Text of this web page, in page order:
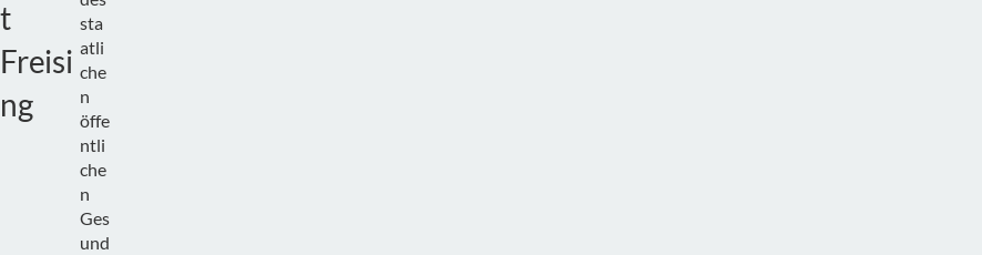
t
Freisi
ng
sta
atli
che
n
öffe
ntli
che
n
Ges
und